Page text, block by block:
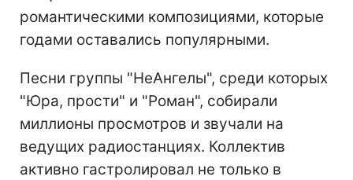
романтическими композициями, которые
годами оставались популярными.
Песни группы "НеАнгелы", среди которых
"Юра, прости" и "Роман", собирали
миллионы просмотров и звучали на
ведущих радиостанциях. Коллектив
активно гастролировал не только в